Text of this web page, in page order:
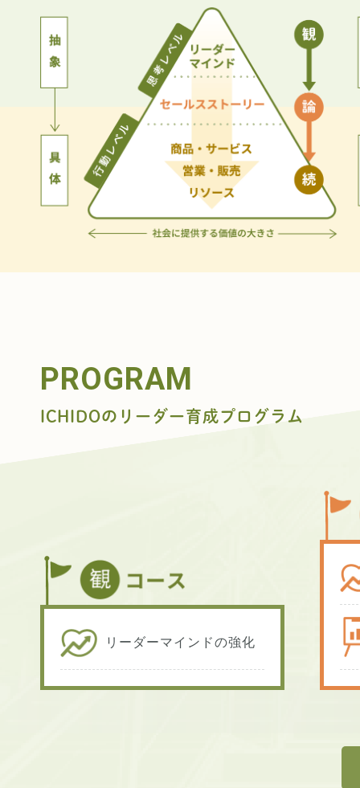
PROGRAM
ICHIDOのリーダー育成プログラム
リーダーマインドの強化